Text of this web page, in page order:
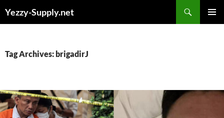
Yezzy-Supply.net
Tag Archives: brigadirJ